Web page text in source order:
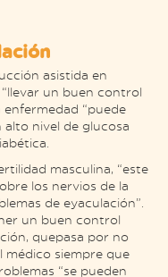
asistida en
un buen control
enfermedad “puede
alto nivel de glucosa
masculina, “este
los nervios de la
de eyaculación”.
un buen control
quepasa por no
médico siempre que
“se pueden